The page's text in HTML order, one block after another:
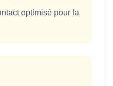
optimisé pour la